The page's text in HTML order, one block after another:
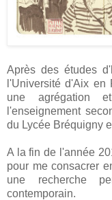
Après des études
l'Université d'Aix en
une agrégation
l'enseignement
du Lycée Bréquigny
A la fin de l'année
pour me consacrer
une recherche
contemporain.